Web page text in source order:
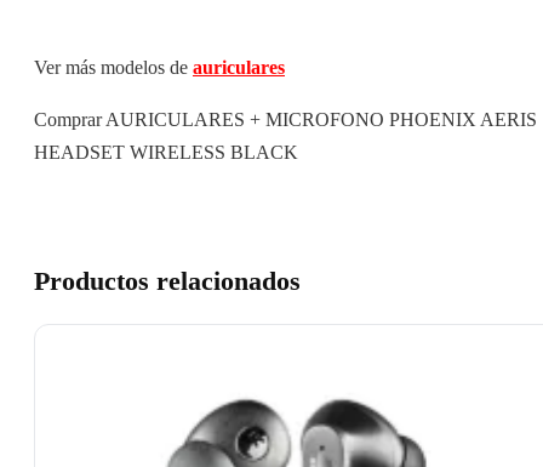
Ver más modelos de auriculares
Comprar AURICULARES + MICROFONO PHOENIX AERIS
HEADSET WIRELESS BLACK
Productos relacionados